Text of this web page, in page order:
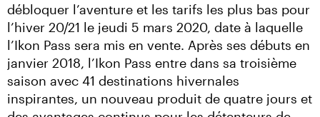
débloquer l’aventure et les tarifs les plus bas pour
l’hiver 20/21 le jeudi 5 mars 2020, date à laquelle
l’Ikon Pass sera mis en vente. Après ses débuts en
janvier 2018, l’Ikon Pass entre dans sa troisième
saison avec 41 destinations hivernales
inspirantes, un nouveau produit de quatre jours et